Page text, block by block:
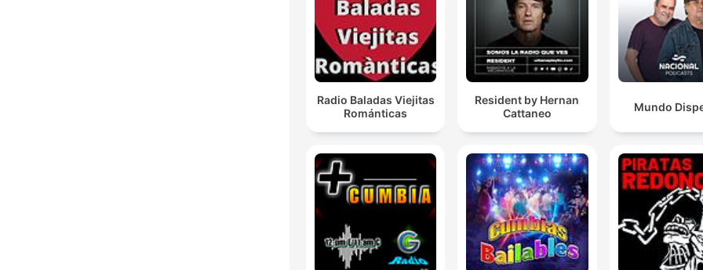
Radio Baladas Viejitas
Románticas
Resident by Hernan
Cattaneo
Mundo